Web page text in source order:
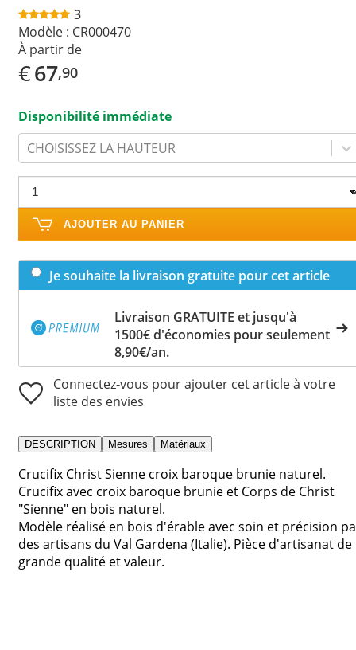
3
Modèle : CR000470
À partir de
€67,90
Disponibilité immédiate
CHOISISSEZ LA HAUTEUR
AJOUTER AU PANIER
Je souhaite la livraison gratuite pour cet article
Livraison GRATUITE et jusqu'à
1500€ d'économies pour seulement
8,90€/an.
Connectez-vous pour ajouter cet article à votre
liste des envies
DESCRIPTION Mesures Matériaux
Crucifix Christ Sienne croix baroque brunie naturel.
Crucifix avec croix baroque brunie et Corps de Christ
"Sienne" en bois naturel.
Modèle réalisé en bois d'érable avec soin et précision
des artisans du Val Gardena (Italie). Pièce d'artisanat de
grande qualité et valeur.